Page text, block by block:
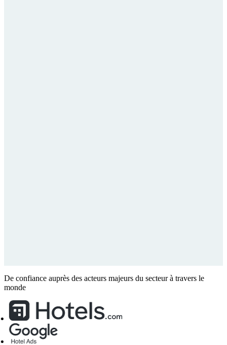
De confiance auprès des acteurs majeurs du secteur à travers le
monde